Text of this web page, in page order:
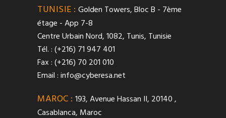
TUNISIE : Golden Towers, Bloc B - 7ème
étage - App 7-8
Centre Urbain Nord, 1082, Tunis, Tunisie
Tél. : (+216) 71 947 401
Fax : (+216) 70 201 010
Email :info@cyberesa.net
MAROC : 193, Avenue Hassan II, 20140 ,
Casablanca, Maroc